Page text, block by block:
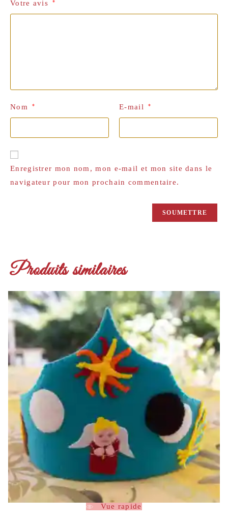
Votre avis *
Nom * E-mail *
Enregistrer mon nom, mon e-mail et mon site dans le
navigateur pour mon prochain commentaire.
Produits similaires
Vue rapide